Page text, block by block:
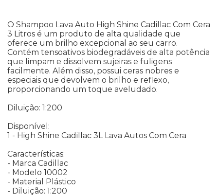
O Shampoo Lava Auto High Shine Cadillac Com Cera
3 Litros é um produto de alta qualidade que
oferece um brilho excepcional ao seu carro.
Contém tensoativos biodegradáveis de alta potência
que limpam e dissolvem sujeiras e fuligens
facilmente. Além disso, possui ceras nobres e
especiais que devolvem o brilho e reflexo,
proporcionando um toque aveludado.
Diluição: 1:200
Disponível:
1 - High Shine Cadillac 3L Lava Autos Com Cera
Características:
- Marca Cadillac
- Modelo 10002
- Material Plástico
- Diluição: 1:200